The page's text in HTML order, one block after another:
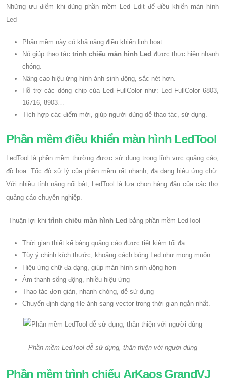
Những ưu điểm khi dùng phần mềm Led Edit để điều khiển màn hình
Led
Phần mềm này có khả năng điều khiển linh hoạt.
Nó giúp thao tác trình chiếu màn hình Led được thực hiện nhanh
chóng.
Nâng cao hiệu ứng hình ảnh sinh động, sắc nét hơn.
Hỗ trợ các dòng chip của Led FullColor như: Led FullColor 6803,
16716, 8903…
Tích hợp các điểm mới, giúp người dùng dễ thao tác, sử dụng.
Phần mềm điều khiển màn hình LedTool
LedTool là phần mềm thường được sử dụng trong lĩnh vực quảng cáo,
đồ họa. Tốc độ xử lý của phần mềm rất nhanh, đa dạng hiệu ứng chữ.
Với nhiều tính năng nổi bật, LedTool là lựa chọn hàng đầu của các thợ
quảng cáo chuyên nghiệp.
Thuận lợi khi trình chiếu màn hình Led bằng phần mềm LedTool
Thời gian thiết kế bảng quảng cáo được tiết kiệm tối đa
Tùy ý chỉnh kích thước, khoảng cách bóng Led như mong muốn
Hiệu ứng chữ đa dạng, giúp màn hình sinh động hơn
Âm thanh sống động, nhiều hiệu ứng
Thao tác đơn giản, nhanh chóng, dễ sử dụng
Chuyển định dạng file ảnh sang vector trong thời gian ngắn nhất.
Phần mềm LedTool dễ sử dụng, thân thiện với người dùng
Phần mềm trình chiếu ArKaos GrandVJ